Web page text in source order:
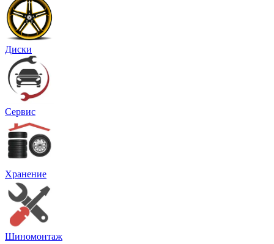
Диски
Сервис
Хранение
Шиномонтаж